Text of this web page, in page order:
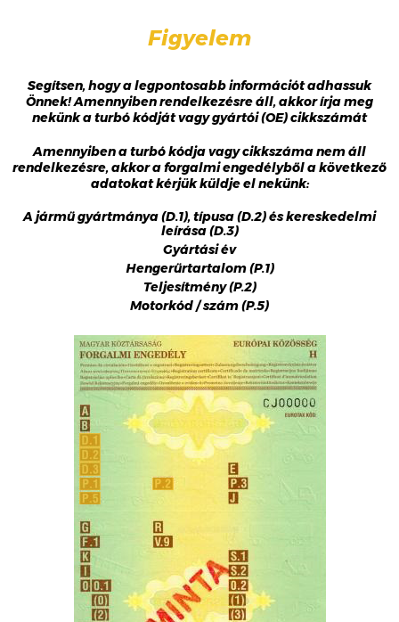
Figyelem
Segítsen, hogy a legpontosabb információt adhassuk
Önnek! Amennyiben rendelkezésre áll, akkor írja meg
nekünk a turbó kódját vagy gyártói (OE) cikkszámát
Amennyiben a turbó kódja vagy cikkszáma nem áll
rendelkezésre, akkor a forgalmi engedélyből a következő
adatokat kérjük küldje el nekünk:
A jármű gyártmánya (D.1), típusa (D.2) és kereskedelmi
leírása (D.3)
Gyártási év
Hengerűrtartalom (P.1)
Teljesítmény (P.2)
Motorkód / szám (P.5)